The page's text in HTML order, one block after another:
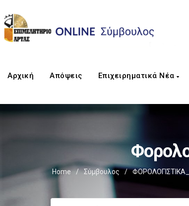
Αρχική Απόψεις Επιχειρηματικά Νέα
Home / Σύμβουλος /